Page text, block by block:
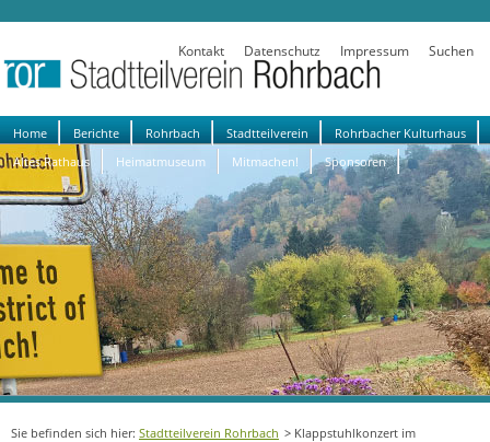
Kontakt Datenschutz Impressum Suchen
Navigation
überspringen
Home Berichte Rohrbach Stadtteilverein
Rohrbacher Kulturhaus
Altes Rathaus
Heimatmuseum Mitmachen! Sponsoren
Stadtteilverein Rohrbach
Klappstuhlkonzert im